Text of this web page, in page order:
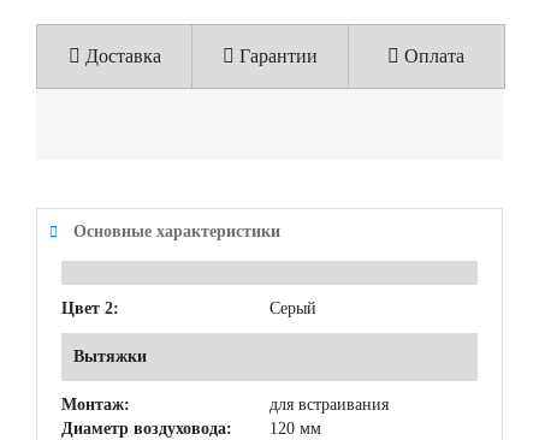
Доставка Гарантии Оплата
Основные характеристики
Цвет 2: Серый
Вытяжки
Монтаж:
для встраивания
Диаметр воздуховода:
120 мм